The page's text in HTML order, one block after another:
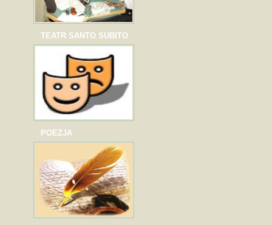
TEATR SANTO SUBITO
POEZJA